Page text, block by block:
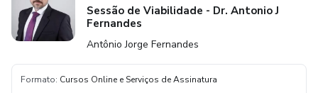
Sessão de Viabilidade - Dr. Antonio J
Fernandes
Antônio Jorge Fernandes
Formato: Cursos Online e Serviços de Assinatura